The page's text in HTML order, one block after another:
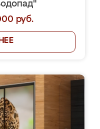
руб.